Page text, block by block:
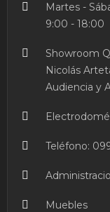
Martes -
9:00 - 18:00
Showroom
Nicolás
Audiencia y
Teléfono:
Muebles